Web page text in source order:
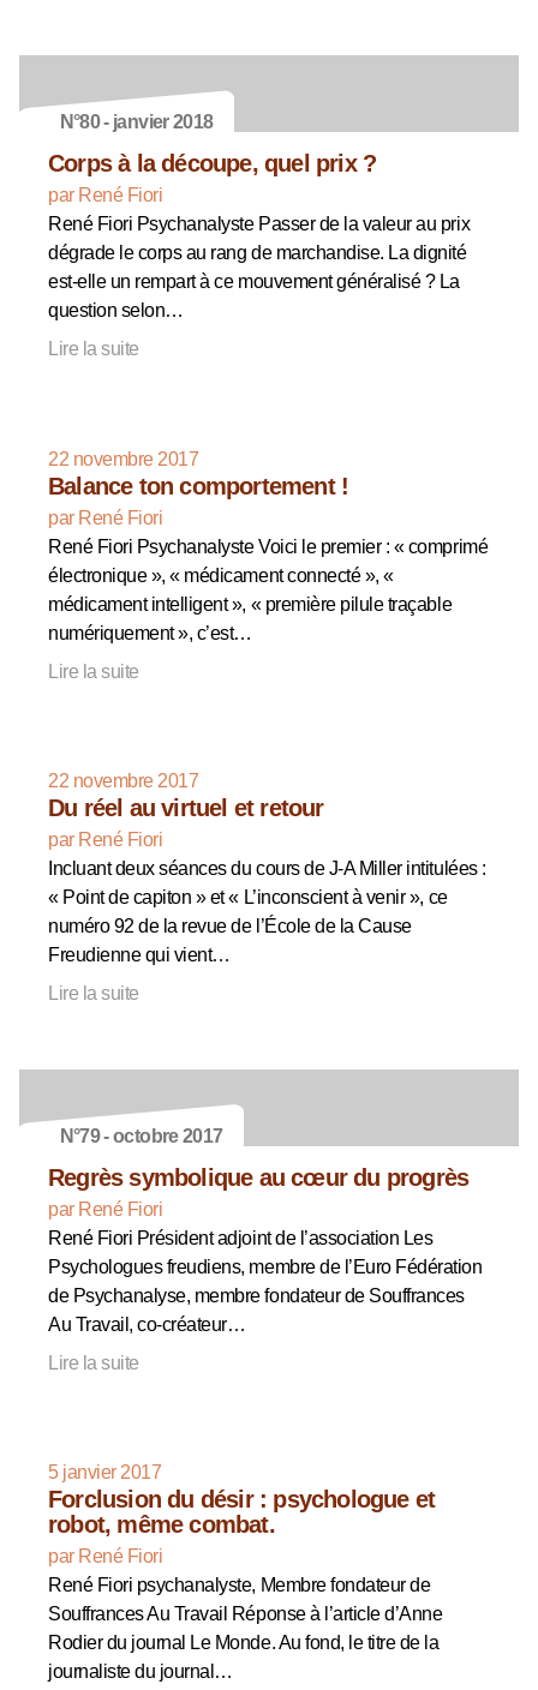
N°80 - janvier 2018
Corps à la découpe, quel prix ?
par René Fiori
René Fiori Psychanalyste Passer de la valeur au prix
dégrade le corps au rang de marchandise. La dignité
est-elle un rempart à ce mouvement généralisé ? La
question selon…
Lire la suite
22 novembre 2017
Balance ton comportement !
par René Fiori
René Fiori Psychanalyste Voici le premier : « comprimé
électronique », « médicament connecté », «
médicament intelligent », « première pilule traçable
numériquement », c’est…
Lire la suite
22 novembre 2017
Du réel au virtuel et retour
par René Fiori
Incluant deux séances du cours de J-A Miller intitulées :
« Point de capiton » et « L’inconscient à venir », ce
numéro 92 de la revue de l’École de la Cause
Freudienne qui vient…
Lire la suite
N°79 - octobre 2017
Regrès symbolique au cœur du progrès
par René Fiori
René Fiori Président adjoint de l’association Les
Psychologues freudiens, membre de l’Euro Fédération
de Psychanalyse, membre fondateur de Souffrances
Au Travail, co-créateur…
Lire la suite
5 janvier 2017
Forclusion du désir : psychologue et
robot, même combat.
par René Fiori
René Fiori psychanalyste, Membre fondateur de
Souffrances Au Travail Réponse à l’article d’Anne
Rodier du journal Le Monde. Au fond, le titre de la
journaliste du journal…